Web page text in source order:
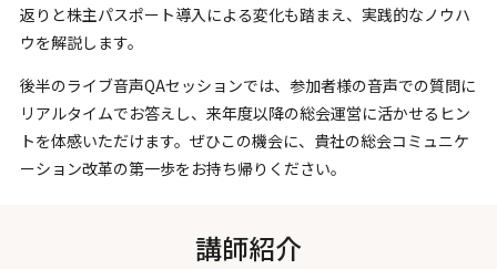
返りと株主パスポート導入による変化も踏まえ、実践的なノウハ
ウを解説します。
後半のライブ音声QAセッションでは、参加者様の音声での質問に
リアルタイムでお答えし、来年度以降の総会運営に活かせるヒン
トを体感いただけます。ぜひこの機会に、貴社の総会コミュニケ
ーション改革の第一歩をお持ち帰りください。
講師紹介